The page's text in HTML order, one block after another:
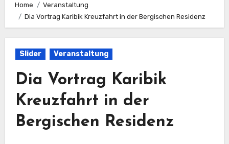
Home
Veranstaltung
Dia Vortrag Karibik Kreuzfahrt in der Bergischen Residenz
Slider Veranstaltung
Dia Vortrag Karibik
Kreuzfahrt in der
Bergischen Residenz